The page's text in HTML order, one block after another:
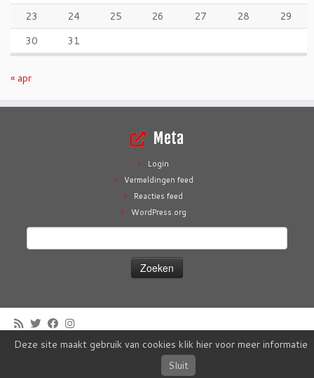
23
24 25 26 27 28
29
30
31
« apr
Meta
Login
Vermeldingen feed
Reacties feed
WordPress.org
·© 2026Zwem- & Poloclub De Hokseberg - 't Harde·Aangeboden door
·
Customizr thema
Deze site maakt gebruik van cookies klik hier voor meer informatie
Sluit